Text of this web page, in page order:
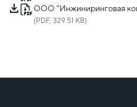
ООО "Инжиниринговая
(PDF, 329.51 KB)